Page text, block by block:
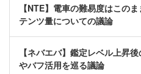
【NTE】電車の難易度はこの
テンツ量についての議論
【ネバエバ】鑑定レベル上昇
やバフ活用を巡る議論